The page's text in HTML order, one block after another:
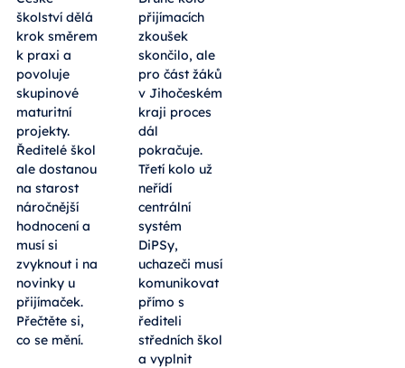
školství dělá
krok směrem
k praxi a
povoluje
skupinové
maturitní
projekty.
Ředitelé škol
ale dostanou
na starost
náročnější
hodnocení a
musí si
zvyknout i na
novinky u
přijímaček.
Přečtěte si,
co se mění.
přijímacích
zkoušek
skončilo, ale
pro část žáků
v Jihočeském
kraji proces
dál
pokračuje.
Třetí kolo už
neřídí
centrální
systém
DiPSy,
uchazeči musí
komunikovat
přímo s
řediteli
středních škol
a vyplnit